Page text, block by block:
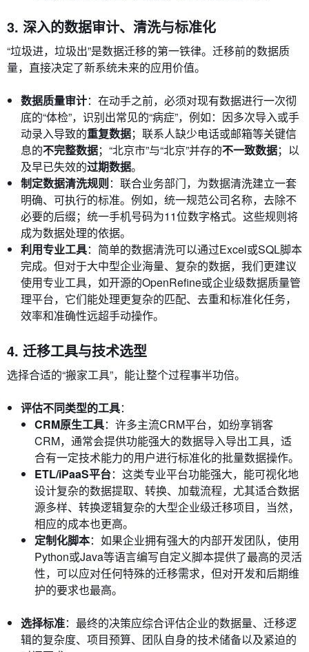
3. 深入的数据审计、清洗与标准化
“垃圾进，垃圾出”是数据迁移的第一铁律。迁移前的数据质
量，直接决定了新系统未来的应用价值。
数据质量审计：在动手之前，必须对现有数据进行一次彻
底的“体检”，识别出常见的“病症”，例如：因多次导入或手
动录入导致的重复数据；联系人缺少电话或邮箱等关键信
息的不完整数据；“北京市”与“北京”并存的不一致数据；以
及早已失效的过期数据。
制定数据清洗规则：联合业务部门，为数据清洗建立一套
明确、可执行的标准。例如，统一规范公司名称，去除不
必要的后缀；统一手机号码为11位数字格式。这些规则将
成为数据处理的依据。
利用专业工具：简单的数据清洗可以通过Excel或SQL脚本
完成。但对于大中型企业海量、复杂的数据，我们更建议
使用专业工具，如开源的OpenRefine或企业级数据质量管
理平台，它们能处理更复杂的匹配、去重和标准化任务，
效率和准确性远超手动操作。
4. 迁移工具与技术选型
选择合适的“搬家工具”，能让整个过程事半功倍。
评估不同类型的工具：
CRM原生工具：许多主流CRM平台，如纷享销客
CRM，通常会提供功能强大的数据导入导出工具，适
合有一定技术能力的用户进行标准化的批量数据操作。
ETL/iPaaS平台：这类专业平台功能强大，能可视化地
设计复杂的数据提取、转换、加载流程，尤其适合数据
源多样、转换逻辑复杂的大型企业级迁移项目，当然，
相应的成本也更高。
定制化脚本：如果企业拥有强大的内部开发团队，使用
Python或Java等语言编写自定义脚本提供了最高的灵活
性，可以应对任何特殊的迁移需求，但对开发和后期维
护的要求也最高。
选择标准：最终的决策应综合评估企业的数据量、迁移逻
辑的复杂度、项目预算、团队自身的技术储备以及紧迫的